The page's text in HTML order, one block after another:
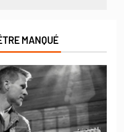
MANQUÉ